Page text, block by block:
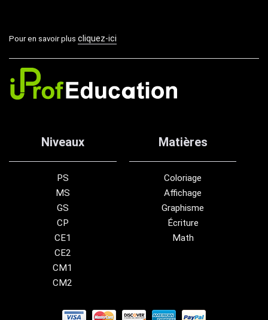
Pour en savoir plus cliquez-ici
Niveaux
PS
MS
GS
CP
CE1
CE2
CM1
CM2
Matières
Coloriage
Affichage
Graphisme
Écriture
Math